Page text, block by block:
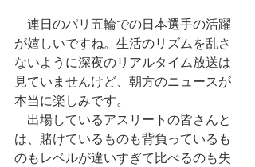
連日のパリ五輪での日本選手の活躍
が嬉しいですね。生活のリズムを乱さ
ないように深夜のリアルタイム放送は
見ていませんけど、朝方のニュースが
本当に楽しみです。
出場しているアスリートの皆さんと
は、賭けているものも背負っているも
のもレベルが違いすぎて比べるのも失